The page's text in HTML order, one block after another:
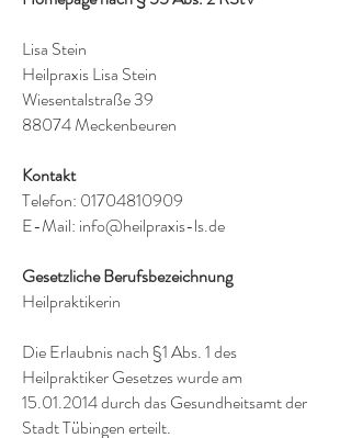
Lisa Stein
Heilpraxis Lisa Stein
Wiesentalstraße 39
88074 Meckenbeuren
Kontakt
Telefon: 01704810909
E-Mail: info@heilpraxis-ls.de
Gesetzliche Berufsbezeichnung
Heilpraktikerin
Die Erlaubnis nach §1 Abs. 1 des
Heilpraktiker Gesetzes wurde am
15.01.2014durch das Gesundheitsamt der
Stadt Tübingen erteilt.